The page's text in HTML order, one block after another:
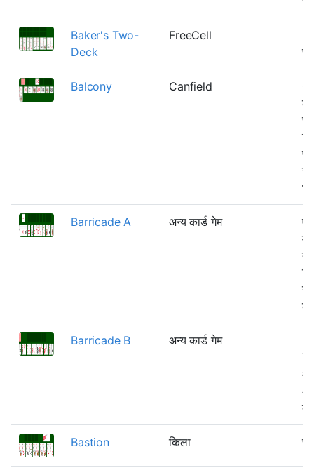
Baker's Two-
Deck
FreeCell
Balcony Canfield
Barricade A अन्य कार्ड गेम
Barricade B अन्य कार्ड गेम
Bastion किला